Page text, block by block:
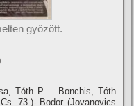
győzött.
Tóth P. – Bonchis, Tóth
73.)- Bodor (Jovanovics